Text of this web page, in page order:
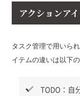
アクションア
タスク管理で用いら
イテムの違いは以下の
TODO：自